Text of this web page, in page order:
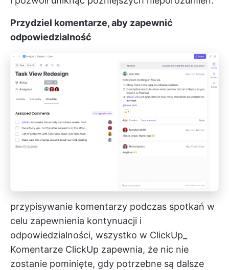
Przydziel komentarze, aby zapewnić
odpowiedzialność
przypisywanie komentarzy podczas spotkań w
celu zapewnienia kontynuacji i
odpowiedzialności, wszystko w ClickUp_
Komentarze ClickUp zapewnia, że nic nie
zostanie pominięte, gdy potrzebne są dalsze